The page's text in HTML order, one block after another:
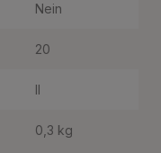
Nein
20
II
0,3 kg